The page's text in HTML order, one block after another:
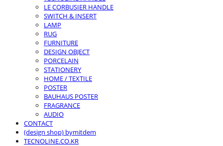
LE CORBUSIER HANDLE
SWITCH & INSERT
LAMP
RUG
FURNITURE
DESIGN OBJECT
PORCELAIN
STATIONERY
HOME / TEXTILE
POSTER
BAUHAUS POSTER
FRAGRANCE
AUDIO
CONTACT
(design shop) bymitdem
TECNOLINE.CO.KR